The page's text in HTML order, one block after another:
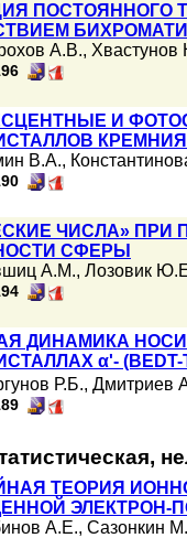
ПОСТОЯННОГО
А.В., Хвастунов
И
В.А.,
ЧИСЛА» ПРИ
СФЕРЫ
А.М., Лозовик
ДИНАМИКА
α'- (BEDT-
Р.Б., Дмитриев
ТЕОРИЯ
ЭЛЕКТРОН-
А.Е., Сазонкин